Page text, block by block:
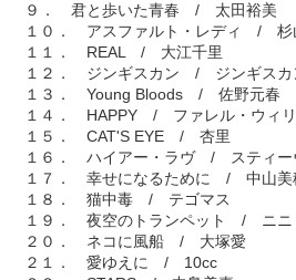
９． 君と歩いた青春 / 太田裕美
１０． アスファルト・レディ / 杉
１１． REAL / 大江千里
１２． ジンギスカン / ジンギスカ
１３． Young Bloods / 佐野元春
１４． HAPPY / ファレル・ウィリ
１５． CAT'S EYE / 杏里
１６． ハイアー・ラヴ / スティー
１７． 幸せになるために / 中山美
１８． 猫中毒 / テゴマス
１９． 夜空のトランペット / ニニ
２０． ネコに風船 / 大塚愛
２１． 愛ゆえに / 10cc